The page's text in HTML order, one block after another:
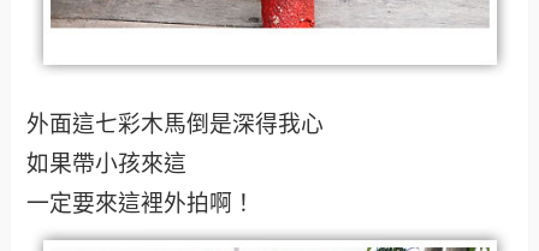
外面這七彩木馬倒是深得我心
如果帶小孩來這
一定要來這裡外拍啊！